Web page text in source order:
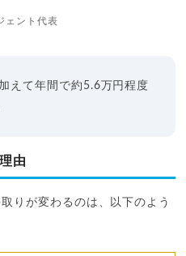
ェント代表
えて年間で約5.6万円程度
由
りが変わるのは、以下のよう